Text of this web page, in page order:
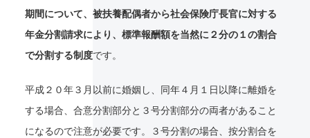
期間について、被扶養配偶者から社会保険庁長官に対する
年金分割請求により、標準報酬額を当然に２分の１の割合
で分割する制度です。
平成２０年３月以前に婚姻し、同年４月１日以降に離婚を
する場合、合意分割部分と３号分割部分の両者があること
になるので注意が必要です。３号分割の場合、按分割合を